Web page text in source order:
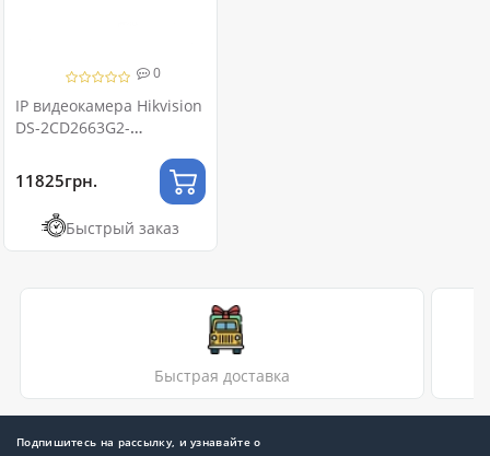
0
IP видеокамера Hikvision
DS-2CD2663G2-
микрофоном
11825грн.
Быстрый заказ
Быстрая доставка
Подпишитесь на рассылку, и узнавайте о